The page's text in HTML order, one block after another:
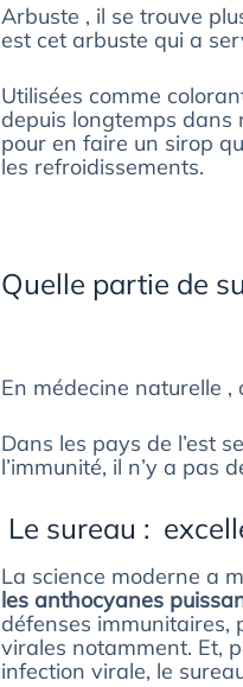
Arbuste , il se trouve
est cet arbuste qui a
Utilisées comme
depuis longtemps
pour en faire un sirop
les refroidissements.
Quelle partie de
En médecine naturelle ,
Dans les pays de l’est
l’immunité, il n’y a pas
Le sureau :
La science moderne a
les anthocyanes
défenses immunitaires,
virales notamment. Et,
infection virale, le